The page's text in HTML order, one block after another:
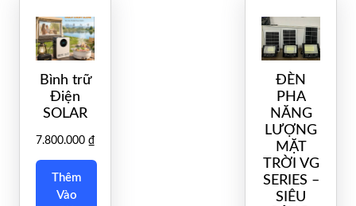
Bình trữ
Điện
SOLAR
7.800.000 ₫
Thêm
Vào
ĐÈN
PHA
NĂNG
LƯỢNG
MẶT
TRỜI VG
SERIES –
SIÊU